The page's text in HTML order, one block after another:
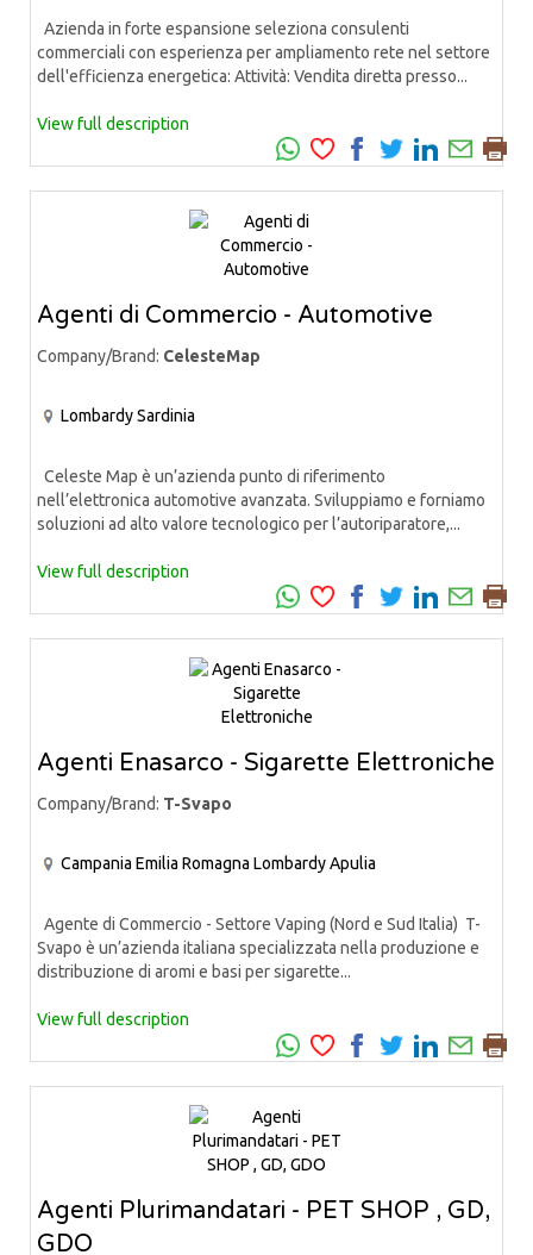
Azienda in forte espansione seleziona consulenti
commerciali con esperienza per ampliamento rete nel settore
dell'efficienza energetica: Attività: Vendita diretta presso...
View full description
Agenti di Commercio - Automotive
Company/Brand: CelesteMap
LombardySardinia
Celeste Map è un’azienda punto di riferimento
nell’elettronica automotive avanzata. Sviluppiamo e forniamo
soluzioni ad alto valore tecnologico per l’autoriparatore,...
View full description
Agenti Enasarco - Sigarette Elettroniche
Company/Brand: T-Svapo
Campania Emilia Romagna LombardyApulia
Agente di Commercio - Settore Vaping (Nord e Sud Italia) T-
Svapo è un’azienda italiana specializzata nella produzione e
distribuzione di aromi e basi per sigarette...
View full description
Agenti Plurimandatari - PET SHOP , GD,
GDO